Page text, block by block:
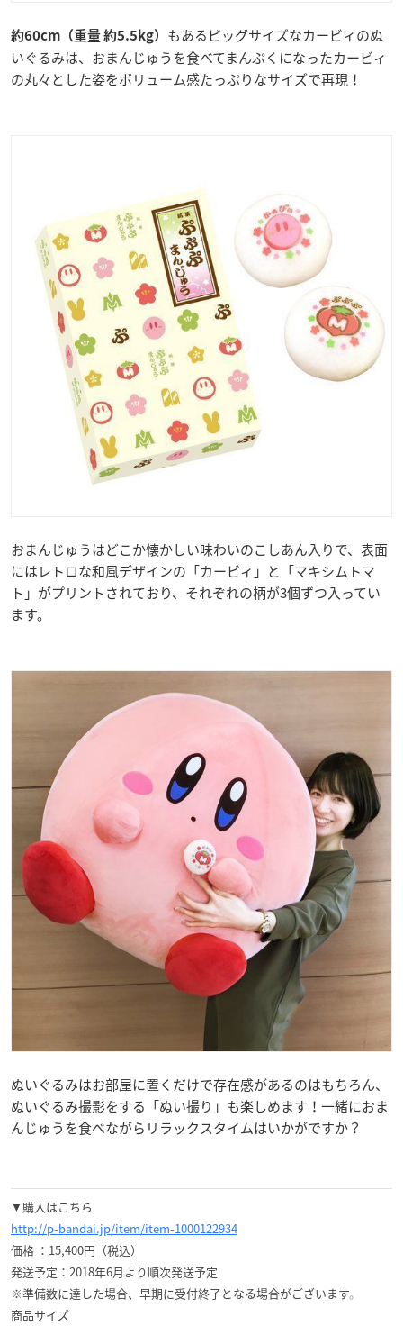
約60cm（重量 約5.5kg） もあるビッグサイズなカービィのぬ
いぐるみは、おまんじゅうを食べてまんぷくになったカービィ
の丸々とした姿をボリューム感たっぷりなサイズで再現！
おまんじゅうはどこか懐かしい味わいのこしあん入りで、表面
にはレトロな和風デザインの「カービィ」と「マキシムトマ
ト」がプリントされており、それぞれの柄が3個ずつ入ってい
ます。
ぬいぐるみはお部屋に置くだけで存在感があるのはもちろん、
ぬいぐるみ撮影をする「ぬい撮り」も楽しめます！一緒におま
んじゅうを食べながらリラックスタイムはいかがですか？
▼購入はこちら
http://p-bandai.jp/item/item-1000122934
価格 ：15,400円（税込）
発送予定：2018年6月より順次発送予定
※準備数に達した場合、早期に受付終了となる場合がございます。
商品サイズ